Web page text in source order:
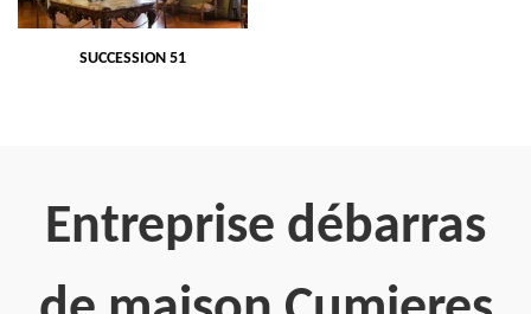
SUCCESSION 51
Entreprise débarras